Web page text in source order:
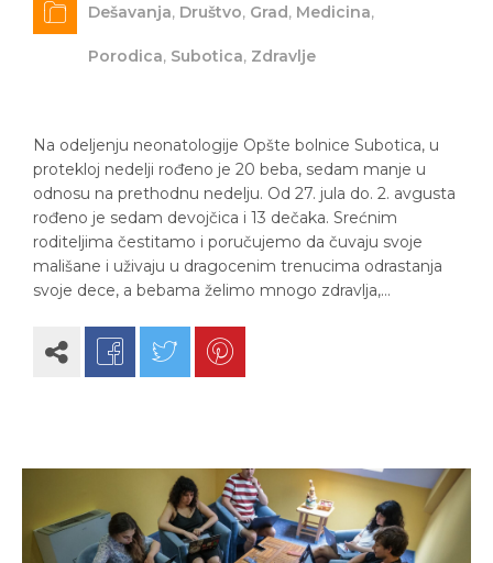
Dešavanja, Društvo, Grad, Medicina,
Porodica, Subotica, Zdravlje
Na odeljenju neonatologije Opšte bolnice Subotica, u
protekloj nedelji rođeno je 20 beba, sedam manje u
odnosu na prethodnu nedelju. Od 27. jula do. 2. avgusta
rođeno je sedam devojčica i 13 dečaka. Srećnim
roditeljima čestitamo i poručujemo da čuvaju svoje
mališane i uživaju u dragocenim trenucima odrastanja
svoje dece, a bebama želimo mnogo zdravlja,…